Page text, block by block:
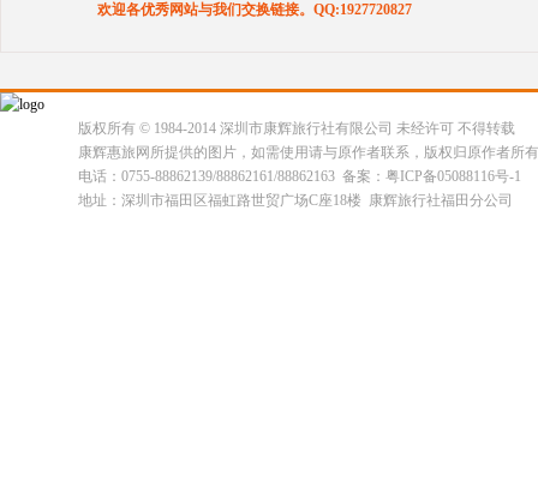
欢迎各优秀网站与我们交换链接。QQ:1927720827
版权所有 © 1984-2014 深圳市康辉旅行社有限公司 未经许可 不得转载
康辉惠旅网所提供的图片，如需使用请与原作者联系，版权归原作者所
电话：0755-88862139/88862161/88862163 备案：粤ICP备05088116号-1
地址：深圳市福田区福虹路世贸广场C座18楼 康辉旅行社福田分公司